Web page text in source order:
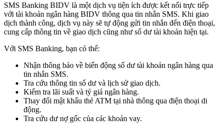
SMS Banking BIDV là một dịch vụ tiện ích được kết nối trực tiếp
với tài khoản ngân hàng BIDV thông qua tin nhắn SMS. Khi giao
dịch thành công, dịch vụ này sẽ tự động gửi tin nhắn đến điện thoại,
cung cấp thông tin về giao dịch cũng như số dư tài khoản hiện tại.
Với SMS Banking, bạn có thể:
Nhận thông báo về biến động số dư tài khoản ngân hàng qua
tin nhắn SMS.
Tra cứu thông tin số dư và lịch sử giao dịch.
Kiểm tra lãi suất và tỷ giá ngân hàng.
Thay đổi mật khẩu thẻ ATM tại nhà thông qua điện thoại di
động.
Tra cứu dư nợ gốc của các khoản vay.